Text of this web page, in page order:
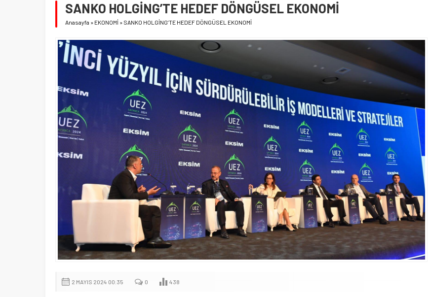
SANKO HOLGİNG’TE HEDEF DÖNGÜSEL EKONOMİ
Anasayfa » EKONOMİ » SANKO HOLGİNG’TE HEDEF DÖNGÜSEL EKONOMİ
2 MAYIS 2024 00:35 0 438